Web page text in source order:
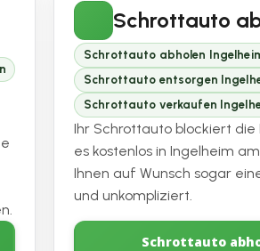
Schrottauto
Schrottauto abholen
Schrottauto entsorgen
Schrottauto verkaufen
Ihr Schrottauto blockiert die
es kostenlos in Ingelheim
Ihnen auf Wunsch sogar
und unkompliziert.
Schrottauto